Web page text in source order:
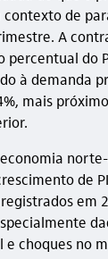
de
A
do
à demanda
mais
de
em
choques no